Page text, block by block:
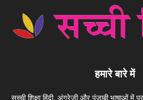
हमारे बारे में
सच्ची शिक्षा हिंदी, अंग्रेजी और पंजाबी भाषाओं में